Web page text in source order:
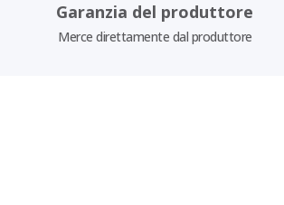
Garanzia del produttore
Merce direttamente dal produttore